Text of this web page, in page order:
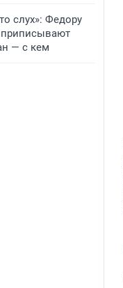
слух»: Федору
приписывают
— с кем